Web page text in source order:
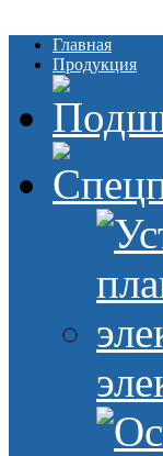
Главная
Продукция